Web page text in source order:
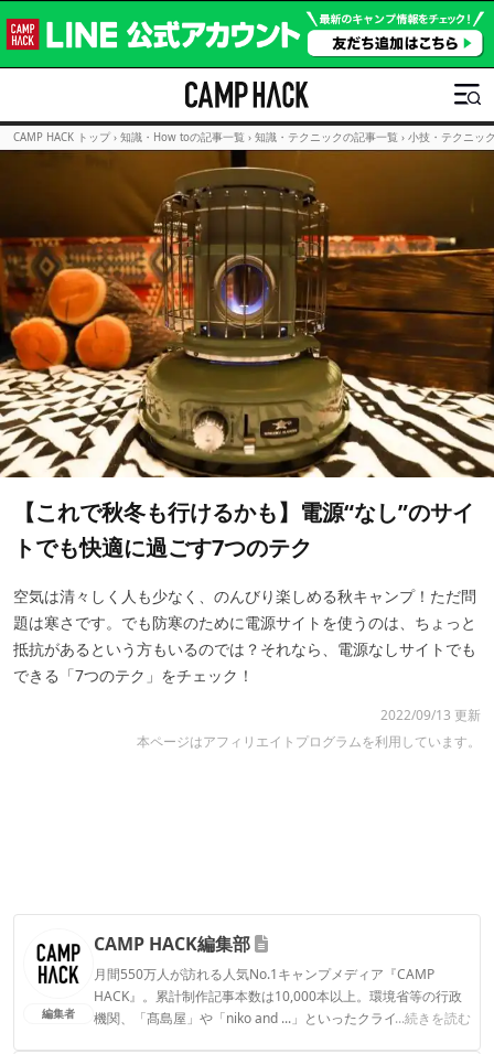
CAMP HACK トップ › 知識・How toの記事一覧 › 知識・テクニックの記事一覧 › 小技・テクニッ
【これで秋冬も行けるかも】電源“なし”のサイ
トでも快適に過ごす7つのテク
空気は清々しく人も少なく、のんびり楽しめる秋キャンプ！ただ問
題は寒さです。でも防寒のために電源サイトを使うのは、ちょっと
抵抗があるという方もいるのでは？それなら、電源なしサイトでも
できる「7つのテク」をチェック！
2022/09/13 更新
本ページはアフィリエイトプログラムを利用しています。
編集者
CAMP HACK編集部
月間550万人が訪れる人気No.1キャンプメディア『CAMP
HACK』。累計制作記事本数は10,000本以上。環境省等の行政
機関、「髙島屋」や「niko and ...」といったクライアントとの
...続きを読む